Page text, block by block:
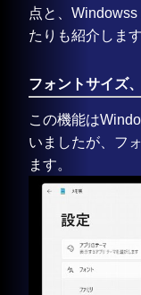
点と、
たりも紹介します
フォントサイズ
この機能は
いましたが、フ
ます。